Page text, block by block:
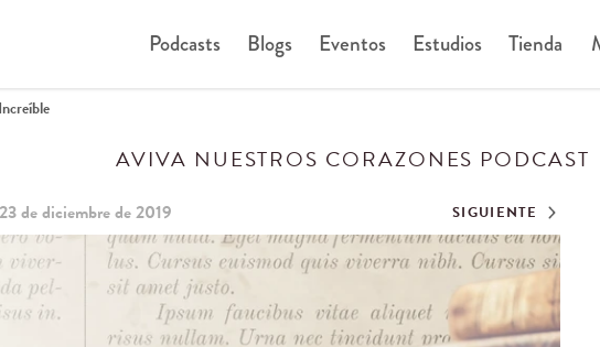
Podcasts Blogs Eventos Estudios Tienda
AVIVA NUESTROS CORAZONES PODCAST
23 de diciembre de 2019 SIGUIENTE